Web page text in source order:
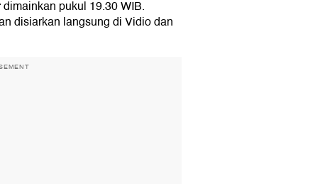
dimainkan pukul 19.30 WIB.
disiarkan langsung di Vidio dan